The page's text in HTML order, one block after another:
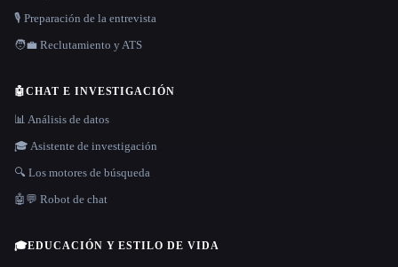
🎙️ Preparación de la entrevista
🧑‍💼 Reclutamiento y ATS
🤖CHAT E INVESTIGACIÓN
📊 Análisis de datos
🎓 Asistente de investigación
🔍 Los motores de búsqueda
🤖💬 Robot de chat
🎓EDUCACIÓN Y ESTILO DE VIDA